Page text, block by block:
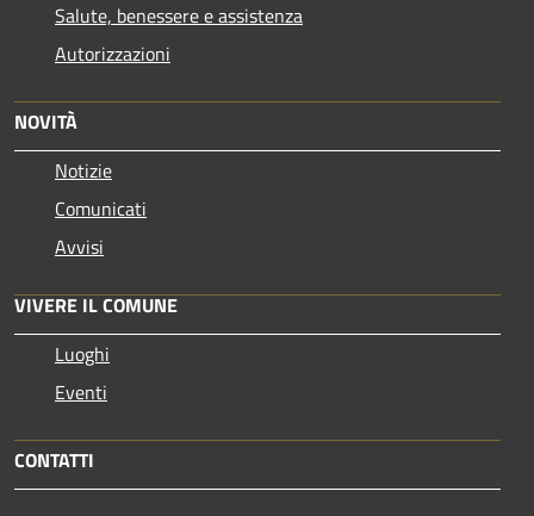
Salute, benessere e assistenza
Autorizzazioni
NOVITÀ
Notizie
Comunicati
Avvisi
VIVERE IL COMUNE
Luoghi
Eventi
CONTATTI